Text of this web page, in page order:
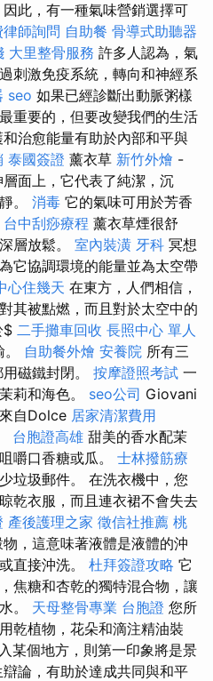
此，有一種氣味營銷選擇可
律師詢問 自助餐 骨導式助聽器
大里整骨服務 許多人認為，氣
刺激免疫系統，轉向和神經系
seo 如果已經診斷出動脈粥樣
重要的，但要改變我們的生活
治愈能量有助於內部和平與
泰國簽證 薰衣草 新竹外燴 -
面上，它代表了純潔，沉
。 消毒 它的氣味可用於芳香
台中刮痧療程 薰衣草煙很舒
層放鬆。 室內裝潢 牙科 冥想
它協調環境的能量並為太空帶
心住幾天 在東方，人們相信，
其被點燃，而且對於太空中的
$ 二手攤車回收 長照中心 單人
自助餐外燴 安養院 所有三
磁鐵封閉。 按摩證照考試 一
莉和海色。 seo公司 Giovani
自Dolce 居家清潔費用
台胞證高雄 甜美的香水配茉
嚼口香糖或瓜。 士林撥筋療
垃圾郵件。 在洗衣機中，您
乾衣服，而且連衣裙不會失去
產後護理之家 徵信社推薦 桃
，這意味著液體是液體的沖
直接沖洗。 杜拜簽證攻略 它
焦糖和杏乾的獨特混合物，讓
。 天母整骨專業 台胞證 您所
乾植物，花朵和滴注精油裝
某個地方，則第一印象將是景
論，有助於達成共同與和平